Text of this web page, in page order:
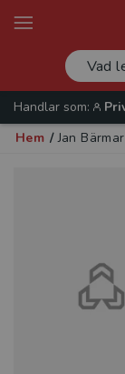
Handlar som:
Hem / Jan